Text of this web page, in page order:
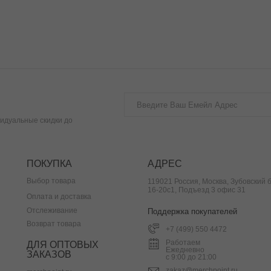
скидки до
ПОКУПКА АДРЕС
Выбор товара
Оплата и доставка
Отслеживание
119021 Россия, Москва, Зубовский
16-20с1, Подъезд 3 офис 31
Поддержка покупателей
+7 (499) 550 4472
Работаем
Ежедневно
с 9:00 до 21:00
Возврат товара
ДЛЯ ОПТОВЫХ
ЗАКАЗОВ